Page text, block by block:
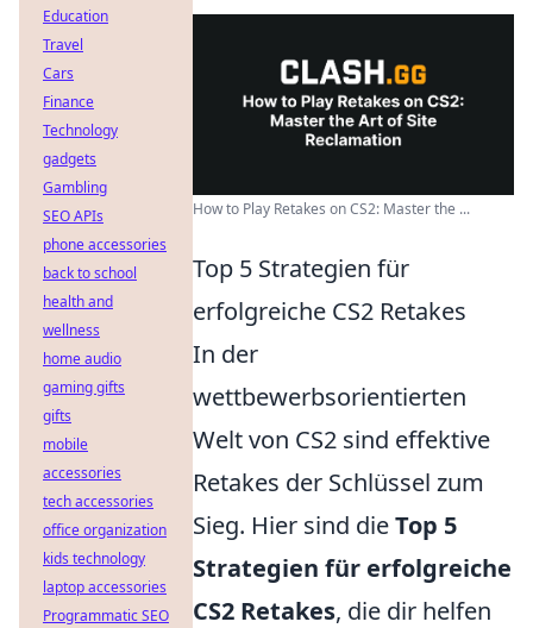
How to Play Retakes on CS2: Master the ...
Top 5 Strategien für
erfolgreiche CS2 Retakes
In der
wettbewerbsorientierten
Welt von CS2 sind effektive
Retakes der Schlüssel zum
Sieg. Hier sind dieTop 5
Strategien für erfolgreiche
CS2 Retakes, die dir helfen
Education
Travel
Cars
Finance
Technology
gadgets
Gambling
SEO APIs
phone accessories
back to school
health and
wellness
home audio
gaming gifts
gifts
mobile
accessories
tech accessories
office organization
kids technology
laptop accessories
Programmatic SEO